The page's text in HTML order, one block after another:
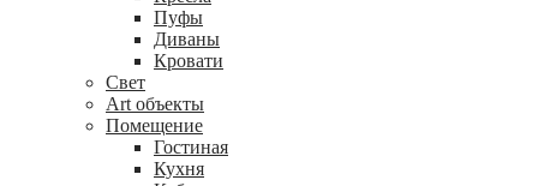
Пуфы
Диваны
Кровати
Свет
Art объекты
Помещение
Гостиная
Кухня